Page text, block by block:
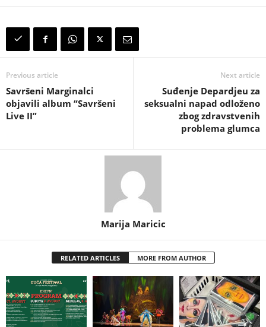
Previous article
Savršeni Marginalci
objavili album “Savršeni
Live II”
Next article
Suđenje Depardjeu za
seksualni napad odloženo
zbog zdravstvenih
problema glumca
Marija Maricic
RELATED ARTICLES MORE FROM AUTHOR